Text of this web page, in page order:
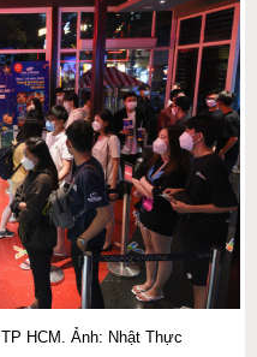
HCM. Ảnh: Nhật Thực